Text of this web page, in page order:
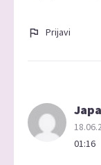
Prijavi
01:16